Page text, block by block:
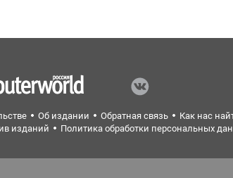
Об издании Обратная связь Как нас
изданий Политика обработки персональных